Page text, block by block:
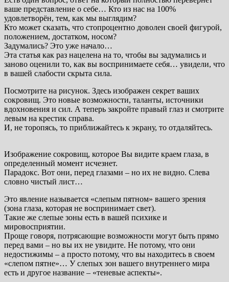
ваше представление о себе… Кто из нас на 100%
удовлетворён, тем, как мы выглядим?
Кто может сказать, что стопроцентно доволен своей фигурой,
положением, достатком, носом?
Задумались? Это уже начало…
Эта статья как раз нацелена на то, чтобы вы задумались и
заново оценили то, как вы воспринимаете себя… увидели, что
в вашей слабости скрыта сила.
Посмотрите на рисунок. Здесь изображен секрет ваших
сокровищ. Это новые возможности, таланты, источники
вдохновения и сил. А теперь закройте правый глаз и смотрите
левым на крестик справа.
И, не торопясь, то приближайтесь к экрану, то отдаляйтесь.
Изображение сокровищ, которое Вы видите краем глаза, в
определенный момент исчезнет.
Парадокс. Вот они, перед глазами – но их не видно. Слева
словно чистый лист…
Это явление называется «слепым пятном» вашего зрения
(зона глаза, которая не воспринимает свет).
Такие же слепые зоны есть в вашей психике и
мировосприятии.
Проще говоря, потрясающие возможности могут быть прямо
перед вами – но вы их не увидите. Не потому, что они
недостижимы – а просто потому, что вы находитесь в своем
«слепом пятне»… У слепых зон вашего внутреннего мира
есть и другое название – «теневые аспекты».